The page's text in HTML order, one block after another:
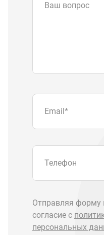
Ваш вопрос
Запчасти Урал